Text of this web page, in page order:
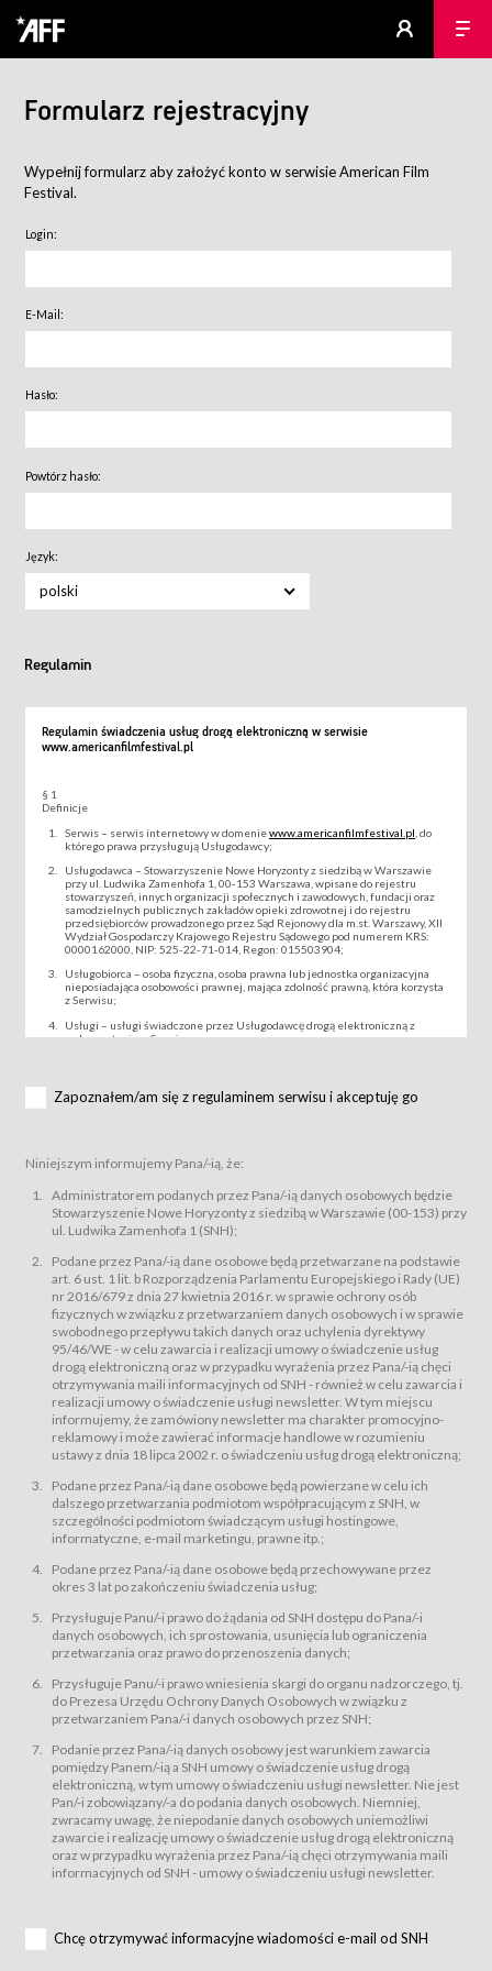
Formularz rejestracyjny
Wypełnij formularz aby założyć konto w serwisie American Film
Festival.
Login:
E-Mail:
Hasło:
Powtórz hasło:
Język:
polski
Regulamin
Regulamin świadczenia usług drogą elektroniczną w serwisie
www.americanfilmfestival.pl
§ 1
Definicje
Serwis – serwis internetowy w domeniewww.americanfilmfestival.pl , do
którego prawa przysługują Usługodawcy;
Usługodawca – Stowarzyszenie Nowe Horyzonty z siedzibą w Warszawie
przy ul. Ludwika Zamenhofa 1, 00-153 Warszawa, wpisane do rejestru
stowarzyszeń, innych organizacji społecznych i zawodowych, fundacji oraz
samodzielnych publicznych zakładów opieki zdrowotnej i do rejestru
przedsiębiorców prowadzonego przez Sąd Rejonowy dla m.st. Warszawy, XII
Wydział Gospodarczy Krajowego Rejestru Sądowego pod numerem KRS:
0000162000, NIP: 525-22-71-014, Regon: 015503904;
Usługobiorca – osoba fizyczna, osoba prawna lub jednostka organizacyjna
nieposiadająca osobowości prawnej, mająca zdolność prawną, która korzysta
z Serwisu;
Usługi – usługi świadczone przez Usługodawcę drogą elektroniczną z
wykorzystaniem Serwisu;
za pośrednictwem Serwisu;
podmiotom z branży mediów i filmowej (Akredytacje);
Bilety – wybrane dokumenty potwierdzające zawarcie umowy z
Usługodawcą i uprawniające do wzięcia udziału w Wydarzeniu,
przewidziane przez Usługodawcę dla danego Wydarzenia, tj. uprawniające
do uczestnictwa w wielu albo w pojedynczych seansach filmowych,
Sklep – sklep internetowy prowadzony przez Usługodawcę w Serwisie;
Regulamin – niniejszy regulamin.
§ 2
Postanowienia ogólne
Regulamin określa zasady:
świadczenia Usługobiorcom Usług przez Usługodawcę, z
zastrzeżeniem usług, o których mowa w ust. 2 pkt. 4 i 5 poniżej, których
zasady świadczenia precyzują odrębne regulaminy,
przetwarzania przez Usługodawcę danych osobowych Usługobiorców
będących osobami fizycznymi.
świadczy Usługi drogą elektroniczną w rozumieniu ustawy z dnia 18 lipca
2002 r. o świadczeniu usług drogą elektroniczną (Dz.U. z 2002 r., Nr 144, poz.
1204, z późń. zm.). Usługi świadczone są nieodpłatnie.
usługę przeglądania i odczytywania przez Usługobiorców materiałów
zamieszczanych w Serwisie,
usługę utrzymywania konta użytkownika w Serwisie,
usługę newsletter,
usługę zawierania na odległość umów nabycia Karnetów i Biletów,
usługę zawierania na odległość umów sprzedaży w Sklepie.
dnia 18 lipca 2002 r. o świadczeniu usług drogą elektroniczną (Dz.U. z 2002
r., Nr 144, poz. 1204, z późń. zm.). Usługi świadczone są nieodpłatnie.
Na zasadach określonych w Regulaminie dostęp do Serwisu jest otwarty dla
Usługobiorca przed rozpoczęciem korzystania z Serwisu jest zobowiązany
zapoznać się z Regulaminem. Założenie konta w Serwisie oraz zamówienie
usługi newsletter za pośrednictwem przeznaczonego do tego formularza
zamieszczonego na stronach Serwisu dostępnych dla wszystkich
Usługobiorców wymaga akceptacji postanowień Regulaminu.
Usługobiorca zobowiązany jest do przestrzegania postanowień Regulaminu
od chwili rozpoczęcia korzystania z Serwisu.
Regulamin jest udostępniony Usługobiorcom nieodpłatnie za
Warunki techniczne korzystania z Usług
Zapoznałem/am się z regulaminem serwisu i akceptuję go
Niniejszym informujemy Pana/-ią, że:
Administratorem podanych przez Pana/-ią danych osobowych będzie
Stowarzyszenie Nowe Horyzonty z siedzibą w Warszawie (00-153) przy
ul. Ludwika Zamenhofa 1 (SNH);
Podane przez Pana/-ią dane osobowe będą przetwarzane na podstawie
art. 6 ust. 1 lit. b Rozporządzenia Parlamentu Europejskiego i Rady (UE)
nr 2016/679 z dnia 27 kwietnia 2016 r. w sprawie ochrony osób
fizycznych w związku z przetwarzaniem danych osobowych i w sprawie
swobodnego przepływu takich danych oraz uchylenia dyrektywy
95/46/WE - w celu zawarcia i realizacji umowy o świadczenie usług
drogą elektroniczną oraz w przypadku wyrażenia przez Pana/-ią chęci
otrzymywania maili informacyjnych od SNH - również w celu zawarcia i
realizacji umowy o świadczenie usługi newsletter. W tym miejscu
informujemy, że zamówiony newsletter ma charakter promocyjno-
reklamowy i może zawierać informacje handlowe w rozumieniu
ustawy z dnia 18 lipca 2002 r. o świadczeniu usług drogą elektroniczną;
Podane przez Pana/-ią dane osobowe będą powierzane w celu ich
dalszego przetwarzania podmiotom współpracującym z SNH, w
szczególności podmiotom świadczącym usługi hostingowe,
informatyczne, e-mail marketingu, prawne itp.;
Podane przez Pana/-ią dane osobowe będą przechowywane przez
okres 3 lat po zakończeniu świadczenia usług;
Przysługuje Panu/-i prawo do żądania od SNH dostępu do Pana/-i
danych osobowych, ich sprostowania, usunięcia lub ograniczenia
przetwarzania oraz prawo do przenoszenia danych;
Przysługuje Panu/-i prawo wniesienia skargi do organu nadzorczego, tj.
do Prezesa Urzędu Ochrony Danych Osobowych w związku z
przetwarzaniem Pana/-i danych osobowych przez SNH;
Podanie przez Pana/-ią danych osobowy jest warunkiem zawarcia
pomiędzy Panem/-ią a SNH umowy o świadczenie usług drogą
elektroniczną, w tym umowy o świadczeniu usługi newsletter. Nie jest
Pan/-i zobowiązany/-a do podania danych osobowych. Niemniej,
zwracamy uwagę, że niepodanie danych osobowych uniemożliwi
zawarcie i realizację umowy o świadczenie usług drogą elektroniczną
oraz w przypadku wyrażenia przez Pana/-ią chęci otrzymywania maili
informacyjnych od SNH - umowy o świadczeniu usługi newsletter.
Chcę otrzymywać informacyjne wiadomości e-mail od SNH